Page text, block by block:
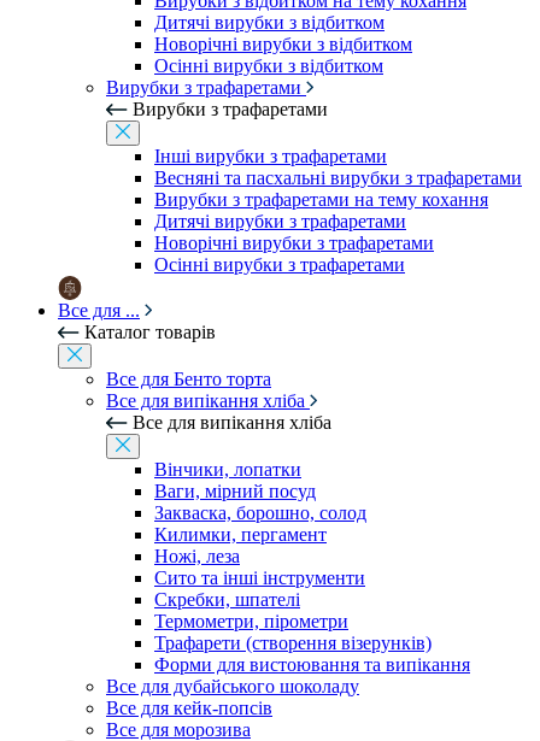
Дитячі вирубки з відбитком
Новорічні вирубки з відбитком
Осінні вирубки з відбитком
Вирубки з трафаретами
Вирубки з трафаретами
Інші вирубки з трафаретами
Весняні та пасхальні вирубки з трафаретами
Вирубки з трафаретами на тему кохання
Дитячі вирубки з трафаретами
Новорічні вирубки з трафаретами
Осінні вирубки з трафаретами
Все для ...
Каталог товарів
Все для Бенто торта
Все для випікання хліба
Все для випікання хліба
Вінчики, лопатки
Ваги, мірний посуд
Закваска, борошно, солод
Килимки, пергамент
Ножі, леза
Сито та інші інструменти
Скребки, шпателі
Термометри, пірометри
Трафарети (створення візерунків)
Форми для вистоювання та випікання
Все для дубайського шоколаду
Все для кейк-попсів
Все для морозива